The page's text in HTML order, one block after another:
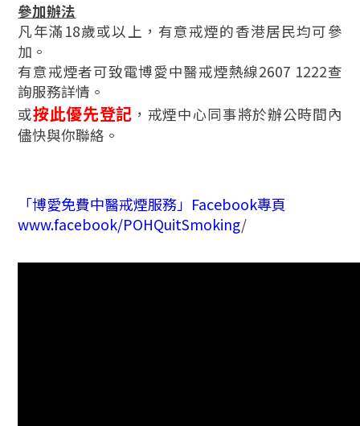
參加辦法
凡年滿18歲或以上，有意戒煙的香港居民均可參
加。
有意戒煙者可致電博愛中醫戒煙熱線2607 1222查
詢服務詳情。
或按此優先登記 ，戒煙中心同事將於辦公時間內
儘快與你聯絡。
「博愛免費中醫戒煙服務」Facebook專頁
www.facebook/POHQuitSmoking/